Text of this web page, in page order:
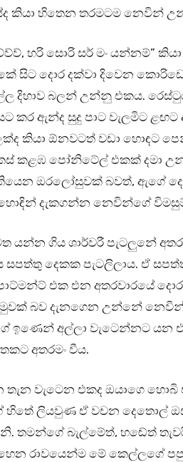
කියා හිතෙන තරමටම නෙවින්
හරි සොරි සර් මං යන්නම්”
සිට දොර දක්වා දිවෙන
දිහාව බලන් උන්නු එකය.
කර ඇන්ද සුදු පාට වැලමිට
කියා ඕනවටත් වඩා හොඳට
කළඹ පෝනිටේල් එකක් දමා
ඔරලෝසුවක් බවත්, ඇගේ
දැකගන්න නෙවින්ගේ
යන්න ගිය ශාර්වරී පැටලුනේ
සපත්තු දෙකක පැටලිලාය. ඒ
එක එන අතරවාරයේ දොර
බව දැනගෙන උන්නේ
ඉණෙන් අල්ලා වැටෙන්නට
අතරමං වීය.
තැන වැටෙන එකද ඔයාගෙ
ලියවුණ ඒ වචන දෙතොල්
තමන්ගේ බැල්මේත්, හඬේත්
රාවයෙන්ම මේ කෙල්ලගේ